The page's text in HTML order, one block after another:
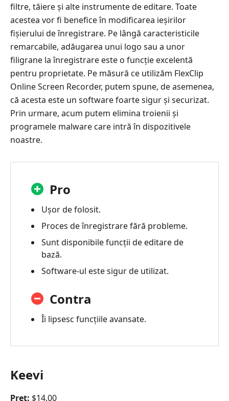
filtre, tăiere și alte instrumente de editare. Toate
acestea vor fi benefice în modificarea ieșirilor
fișierului de înregistrare. Pe lângă caracteristicile
remarcabile, adăugarea unui logo sau a unor
filigrane la înregistrare este o funcție excelentă
pentru proprietate. Pe măsură ce utilizăm FlexClip
Online Screen Recorder, putem spune, de asemenea,
că acesta este un software foarte sigur și securizat.
Prin urmare, acum putem elimina troienii și
programele malware care intră în dispozitivele
noastre.
Pro
Ușor de folosit.
Proces de înregistrare fără probleme.
Sunt disponibile funcții de editare de
bază.
Software-ul este sigur de utilizat.
Contra
Îi lipsesc funcțiile avansate.
Keevi
Preț: $14.00